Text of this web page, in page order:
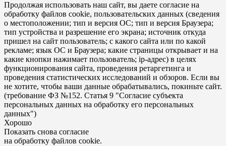
Продолжая использовать наш сайт, вы даете согласие на
обработку файлов cookie, пользовательских данных (сведения
о местоположении; тип и версия ОС; тип и версия Браузера;
тип устройства и разрешение его экрана; источник откуда
пришел на сайт пользователь; с какого сайта или по какой
рекламе; язык ОС и Браузера; какие страницы открывает и на
какие кнопки нажимает пользователь; ip-адрес) в целях
функционирования сайта, проведения ретаргетинга и
проведения статистических исследований и обзоров. Если вы
не хотите, чтобы ваши данные обрабатывались, покиньте сайт.
(требование ФЗ №152. Статья 9 "Согласие субъекта
персональных данных на обработку его персональных
данных")
Хорошо
Показать снова согласие
на обработку файлов cookie.